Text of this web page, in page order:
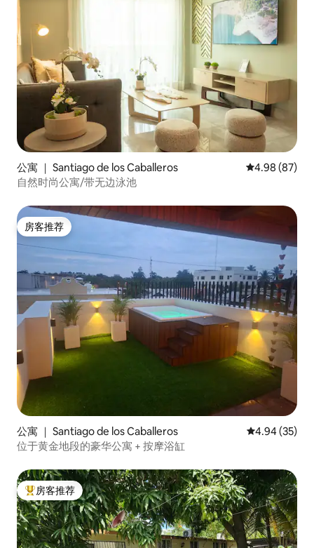
公寓 ｜ Santiago de los Caballeros 平均评分 4.98
4.98 (87)
自然时尚公寓/带无边泳池
房客推荐
房客推荐
公寓 ｜ Santiago de los Caballeros 平均评分
4.94 (35)
位于黄金地段的豪华公寓 + 按摩浴缸
热门「房客推荐」
房客推荐